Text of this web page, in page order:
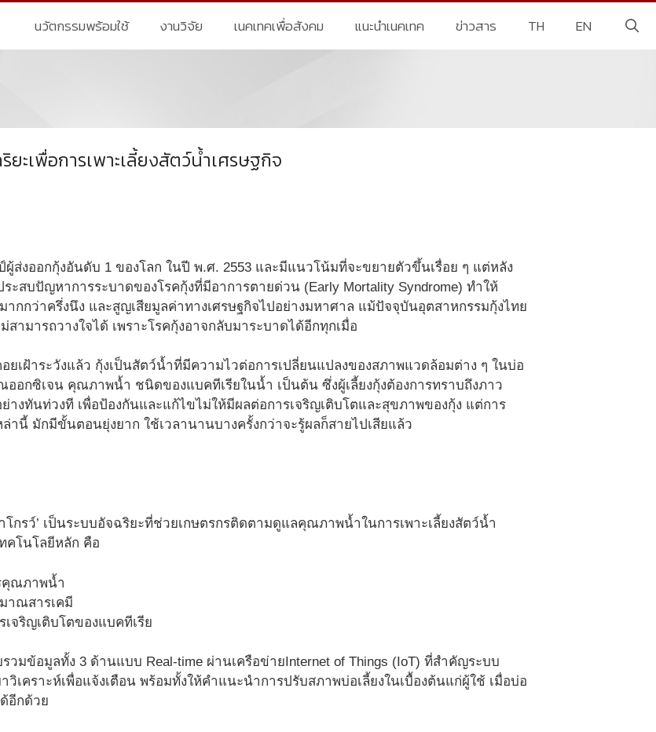
นวัตกรรมพร้อมใช้ งานวิจัย เนคเทคเพื่อสังคม แนะนำเนคเทค ข่าวสาร TH EN
ยะเพื่อการเพาะเลี้ยงสัตว์น้ำเศรษฐกิจ
ผู้ส่งออกกุ้งอันดับ 1 ของโลก ในปี พ.ศ. 2553 และมีแนวโน้มที่จะขยายตัวขึ้นเรื่อย ๆ แต่หลัง
ะสบปัญหาการระบาดของโรคกุ้งที่มีอาการตายด่วน (Early Mortality Syndrome) ทำให้
ากกว่าครึ่งนึง และสูญเสียมูลค่าทางเศรษฐกิจไปอย่างมหาศาล แม้ปัจจุบันอุตสาหกรรมกุ้งไทย
ามารถวางใจได้ เพราะโรคกุ้งอาจกลับมาระบาดได้อีกทุกเมื่อ
ยเฝ้าระวังแล้ว กุ้งเป็นสัตว์น้ำที่มีความไวต่อการเปลี่ยนแปลงของสภาพแวดล้อมต่าง ๆ ในบ่อ
ออกซิเจน คุณภาพน้ำ ชนิดของแบคทีเรียในน้ำ เป็นต้น ซึ่งผู้เลี้ยงกุ้งต้องการทราบถึงภาว
างทันท่วงที เพื่อป้องกันและแก้ไขไม่ให้มีผลต่อการเจริญเติบโตและสุขภาพของกุ้ง แต่การ
านี้ มักมีขั้นตอนยุ่งยาก ใช้เวลานานบางครั้งกว่าจะรู้ผลก็สายไปเสียแล้ว
กรว์’ เป็นระบบอัจฉริยะที่ช่วยเกษตรกรติดตามดูแลคุณภาพน้ำในการเพาะเลี้ยงสัตว์น้ำ
คโนโลยีหลัก คือ
คุณภาพน้ำ
าณสารเคมี
จริญเติบโตของแบคทีเรีย
วมข้อมูลทั้ง 3 ด้านแบบ Real-time ผ่านเครือข่ายInternet of Things (IoT) ที่สำคัญระบบ
เคราะห์เพื่อแจ้งเตือน พร้อมทั้งให้คำแนะนำการปรับสภาพบ่อเลี้ยงในเบื้องต้นแก่ผู้ใช้ เมื่อบ่อ
อีกด้วย